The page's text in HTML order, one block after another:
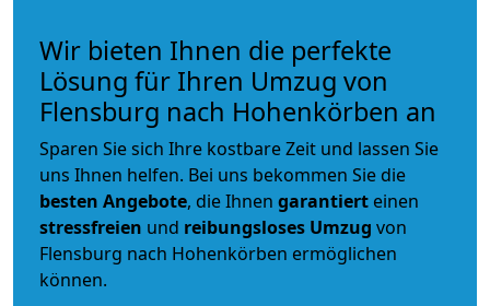
Wir bieten Ihnen die perfekte
Lösung für Ihren Umzug von
Flensburg nach Hohenkörben an
Sparen Sie sich Ihre kostbare Zeit und lassen Sie
uns Ihnen helfen. Bei uns bekommen Sie die
besten Angebote, die Ihnen garantiert einen
stressfreien und reibungsloses Umzug von
Flensburg nach Hohenkörben ermöglichen
können.